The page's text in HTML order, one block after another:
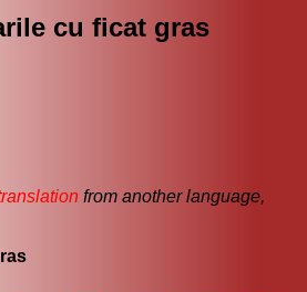
cu ficat gras
from another language,